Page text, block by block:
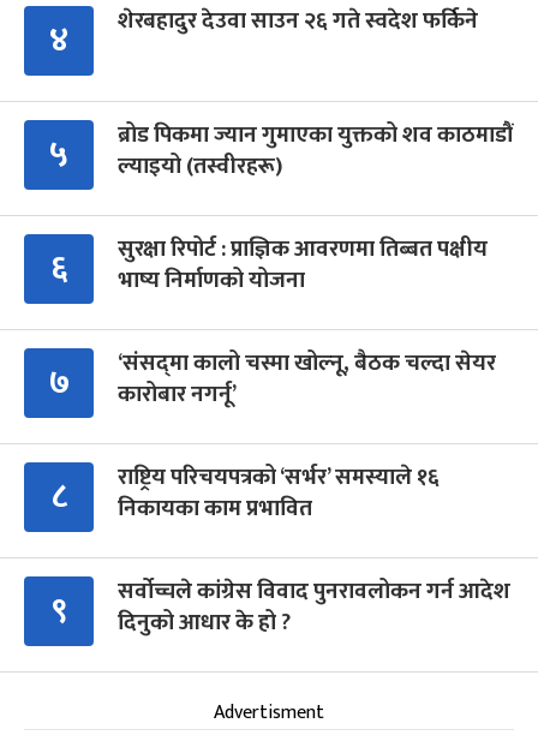
४ शेरबहादुर देउवा साउन २६ गते स्वदेश फर्किने
५
ब्रोड पिकमा ज्यान गुमाएका युक्तको शव काठमाडौं
ल्याइयो (तस्वीरहरू)
६
सुरक्षा रिपोर्ट : प्राज्ञिक आवरणमा तिब्बत पक्षीय
भाष्य निर्माणको योजना
७
‘संसद्‍मा कालो चस्मा खोल्नू, बैठक चल्दा सेयर
कारोबार नगर्नू’
८
राष्ट्रिय परिचयपत्रको ‘सर्भर’ समस्याले १६
निकायका काम प्रभावित
९
सर्वोच्चले कांग्रेस विवाद पुनरावलोकन गर्न आदेश
दिनुको आधार के हो ?
Advertisment